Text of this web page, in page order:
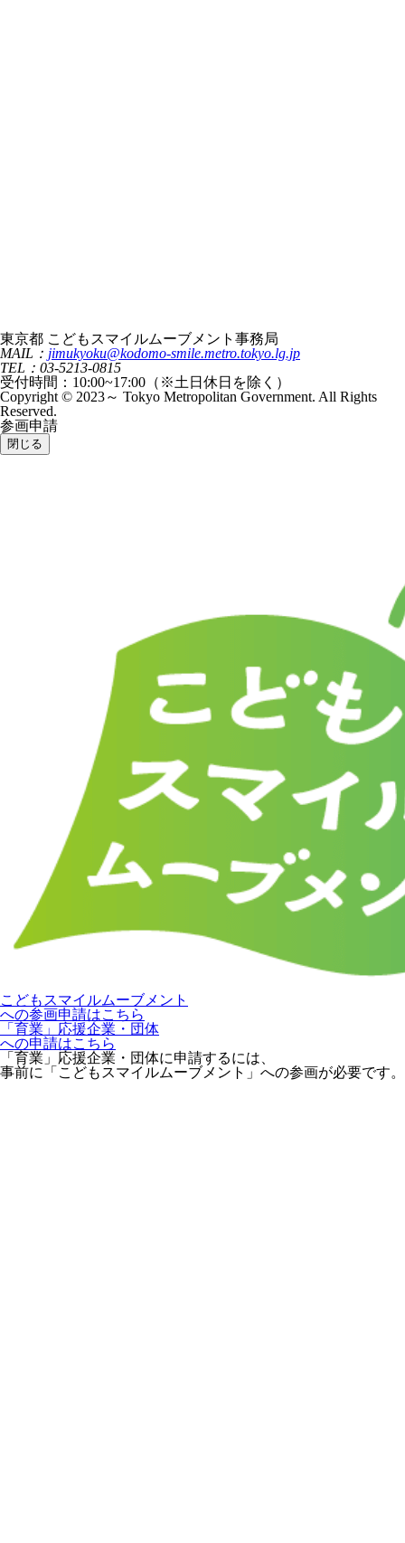
東京都 こどもスマイルムーブメント事務局
MAIL： jimukyoku@kodomo-smile.metro.tokyo.lg.jp
TEL：03-5213-0815
受付時間：10:00~17:00（※土日休日を除く）
Copyright © 2023～ Tokyo Metropolitan Government. All Rights
Reserved.
参画申請
閉じる
こどもスマイルムーブメント
への参画申請はこちら
「育業」応援企業・団体
への申請はこちら
「育業」応援企業・団体に申請するには、
事前に「こどもスマイルムーブメント」への参画が必要です。